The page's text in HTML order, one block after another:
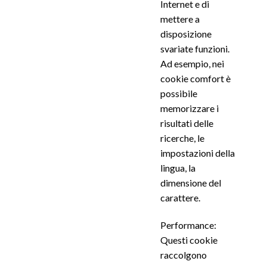
Internet e di
mettere a
disposizione
svariate funzioni.
Ad esempio, nei
cookie comfort è
possibile
memorizzare i
risultati delle
ricerche, le
impostazioni della
lingua, la
dimensione del
carattere.
Performance:
Questi cookie
raccolgono